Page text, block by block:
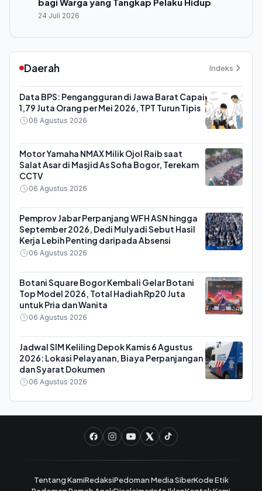
24 Juli 2026
Daerah Indeks
Data BPS: Pengangguran di Jawa Barat Capai
1,79 Juta Orang per Mei 2026, TPT Turun Tipis
06 Agustus 2026
Motor Yamaha NMAX Milik Ojol Raib saat
Salat Asar di Masjid As Sofia Bogor, Terekam
CCTV
06 Agustus 2026
Pemprov Jabar Perpanjang WFH ASN hingga
September 2026, Dedi Mulyadi Sebut Hasil
Kerja Lebih Penting daripada Absensi
06 Agustus 2026
Botani Square Bogor Kembali Gelar Botani
Top Model 2026, Total Hadiah Rp20 Juta
untuk Pria dan Wanita
06 Agustus 2026
Jadwal SIM Keliling Depok Kamis 6 Agustus
2026: Lokasi Pelayanan, Biaya Perpanjangan
dan Syarat Dokumen
06 Agustus 2026
Tentang KamiRedaksiPedoman Media SiberKode Etik